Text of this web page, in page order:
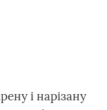
і нарізану